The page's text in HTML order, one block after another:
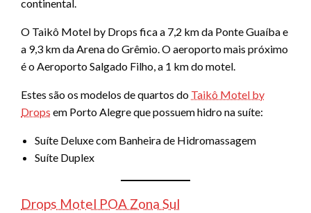
continental.
O Taikô Motel by Drops fica a 7,2 km da Ponte Guaíba e
a 9,3 km da Arena do Grêmio. O aeroporto mais próximo
é o Aeroporto Salgado Filho, a 1 km do motel.
Estes são os modelos de quartos do Taikô Motel by
Drops em Porto Alegre que possuem hidro na suíte:
Suíte Deluxe com Banheira de Hidromassagem
Suíte Duplex
Drops Motel POA Zona Sul